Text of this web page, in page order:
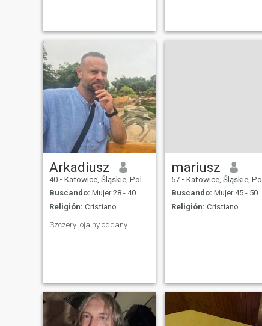
Arkadiusz
40 • Katowice, Śląskie, Polonia
Buscando: Mujer 28 - 40
Religión: Cristiano
Szczery lojalny oddany
mariusz
57 • Katowice, Śląskie, Polonia
Buscando: Mujer 45 - 50
Religión: Cristiano